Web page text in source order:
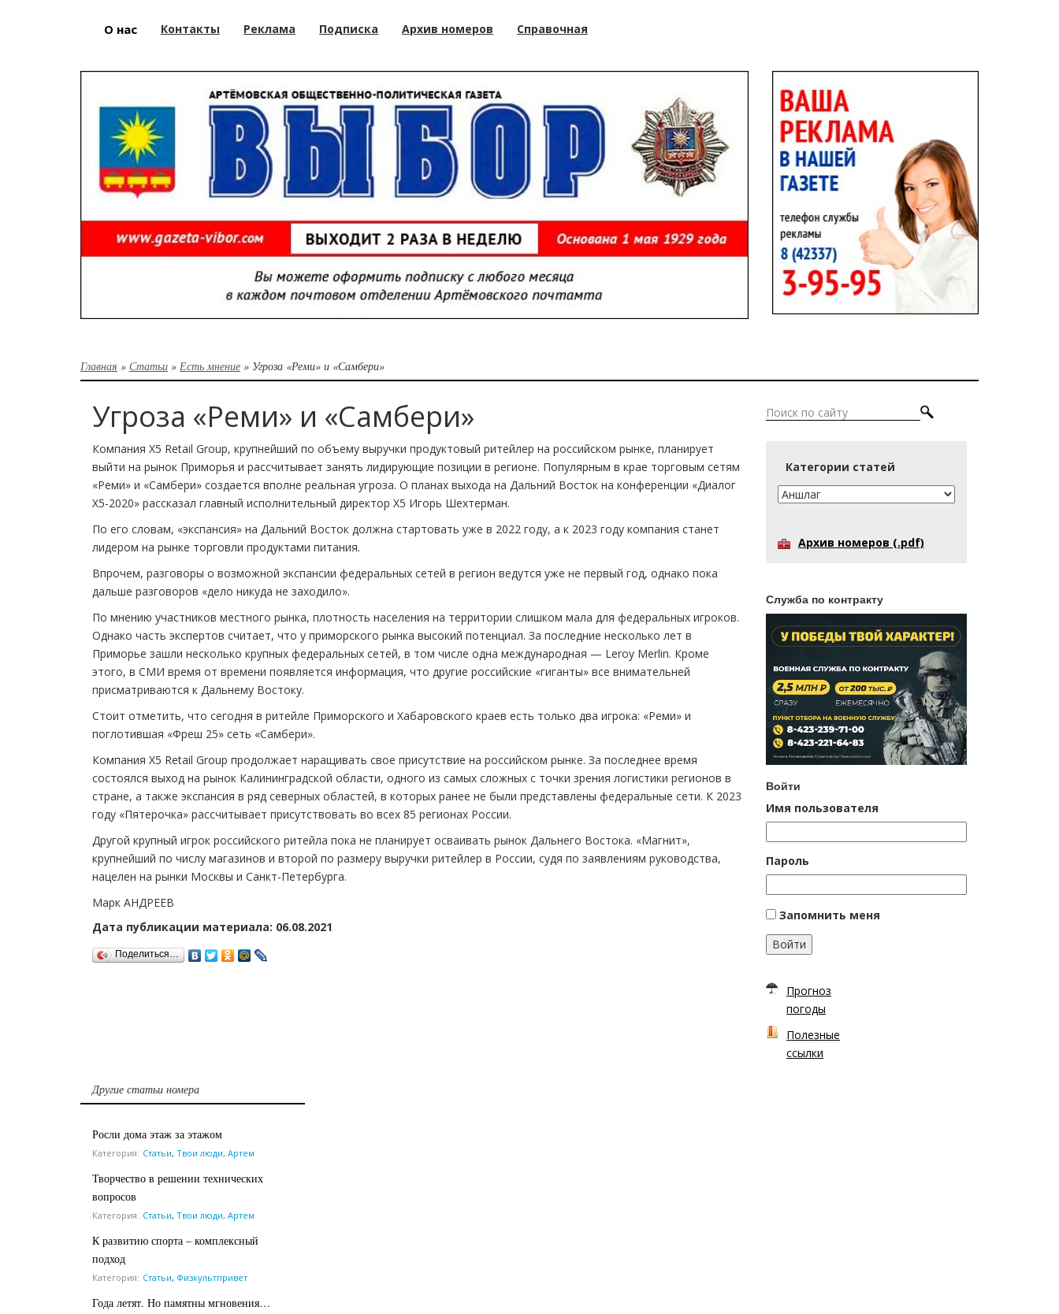
О нас Контакты Реклама Подписка Архив номеров Справочная
Главная » Статьи » Есть мнение » Угроза «Реми» и «Самбери»
Угроза «Реми» и «Самбери»
Компания X5 Retail Group, крупнейший по объему выручки продуктовый ритейлер на российском рынке, планирует
выйти на рынок Приморья и рассчитывает занять лидирующие позиции в регионе. Популярным в крае торговым сетям
«Реми» и «Самбери» создается вполне реальная угроза. О планах выхода на Дальний Восток на конференции «Диалог
Х5-2020» рассказал главный исполнительный директор Х5 Игорь Шехтерман.
По его словам, «экспансия» на Дальний Восток должна стартовать уже в 2022 году, а к 2023 году компания станет
лидером на рынке торговли продуктами питания.
Впрочем, разговоры о возможной экспансии федеральных сетей в регион ведутся уже не первый год, однако пока
дальше разговоров «дело никуда не заходило».
По мнению участников местного рынка, плотность населения на территории слишком мала для федеральных игроков.
Однако часть экспертов считает, что у приморского рынка высокий потенциал. За последние несколько лет в
Приморье зашли несколько крупных федеральных сетей, в том числе одна международная — Leroy Merlin. Кроме
этого, в СМИ время от времени появляется информация, что другие российские «гиганты» все внимательней
присматриваются к Дальнему Востоку.
Стоит отметить, что сегодня в ритейле Приморского и Хабаровского краев есть только два игрока: «Реми» и
поглотившая «Фреш 25» сеть «Самбери».
Компания X5 Retail Group продолжает наращивать свое присутствие на российском рынке. За последнее время
состоялся выход на рынок Калининградской области, одного из самых сложных с точки зрения логистики регионов в
стране, а также экспансия в ряд северных областей, в которых ранее не были представлены федеральные сети. К 2023
году «Пятерочка» рассчитывает присутствовать во всех 85 регионах России.
Другой крупный игрок российского ритейла пока не планирует осваивать рынок Дальнего Востока. «Магнит»,
крупнейший по числу магазинов и второй по размеру выручки ритейлер в России, судя по заявлениям руководства,
нацелен на рынки Москвы и Санкт-Петербурга.
Марк АНДРЕЕВ
Дата публикации материала: 06.08.2021
Поделиться…
Категории статей
Архив номеров (.pdf)
Служба по контракту
Войти
Имя пользователя
Пароль
Запомнить меня
Войти
Прогноз
погоды
Полезные
ссылки
Другие статьи номера
Росли дома этаж за этажом
Категория: Статьи, Твои люди, Артем
Творчество в решении технических
вопросов
Категория: Статьи, Твои люди, Артем
К развитию спорта – комплексный
подход
Категория: Статьи, Физкультпривет
Года летят. Но памятны мгновения…